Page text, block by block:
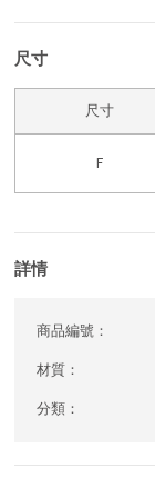
尺寸
尺寸
F
詳情
商品編號：
材質：
分類：